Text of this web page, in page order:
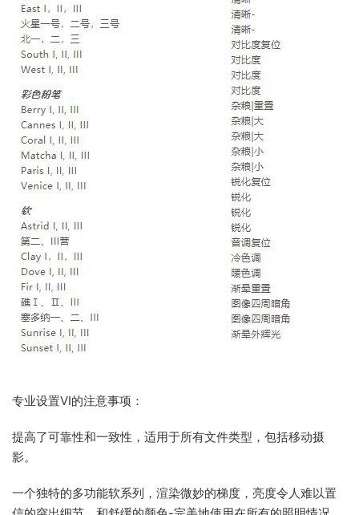
专业设置VI的注意事项：
提高了可靠性和一致性，适用于所有文件类型，包括移动摄
影。
一个独特的多功能软系列，渲染微妙的梯度，亮度令人难以置